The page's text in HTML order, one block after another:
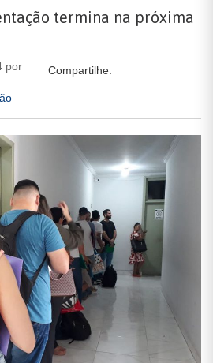
termina na próxima
por
Compartilhe: